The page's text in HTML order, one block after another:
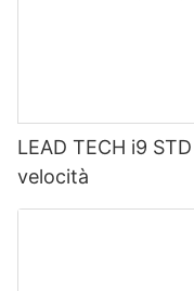
LEAD TECH i9
velocità